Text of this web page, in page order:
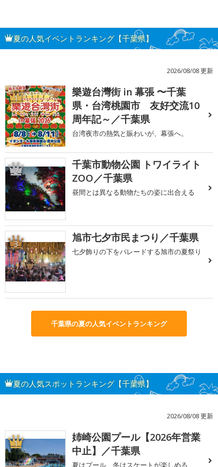
夏の人気イベントランキング【千葉県】
2026/08/08 更新
1
樂遊台灣街 in 幕張 〜千葉
県・台湾桃園市 友好交流10
周年記～／千葉県
台湾夜市の熱気と賑わいが、幕張へ。
2
千葉市動物公園 トワイライト
ZOO／千葉県
昼間とは異なる動物たちの姿に出合える
3 旭市七夕市民まつり／千葉県
七夕飾りの下をパレードする旭市の夏祭り
千葉県の夏の人気イベントランキング
夏の人気スポットランキング【千葉県】
2026/08/08 更新
1
姉崎公園プール【2026年営業
中止】／千葉県
夏はプール、冬はスケートが楽しめる